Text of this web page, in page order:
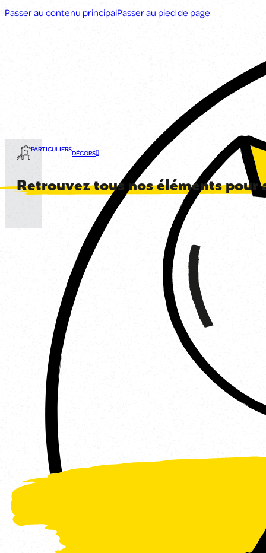
Passer au contenu principalPasser au pied de page
PARTICULIERS
DÉCORS
Retrouvez tous nos éléments